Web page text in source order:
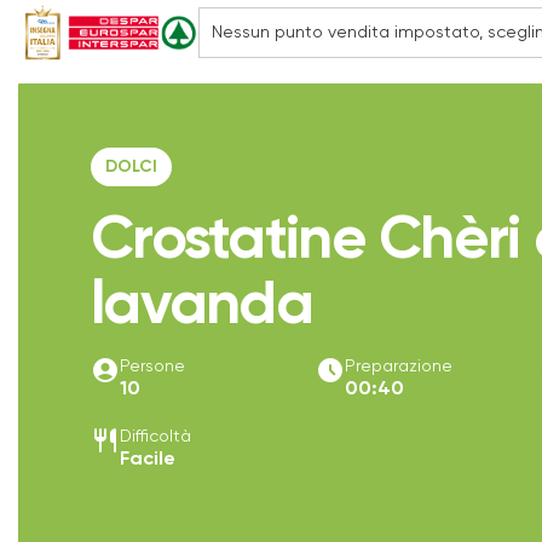
DOLCI
Crostatine Chèri
lavanda
account_circle Persone
10
access_time_filled Preparazione
00:40
restaurant Difficoltà
Facile